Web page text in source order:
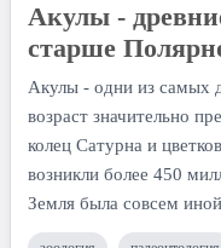
Акулы -
старше
Акулы - одни из самых
возраст значительно
колец Сатурна и
возникли более 450
Земля была совсем